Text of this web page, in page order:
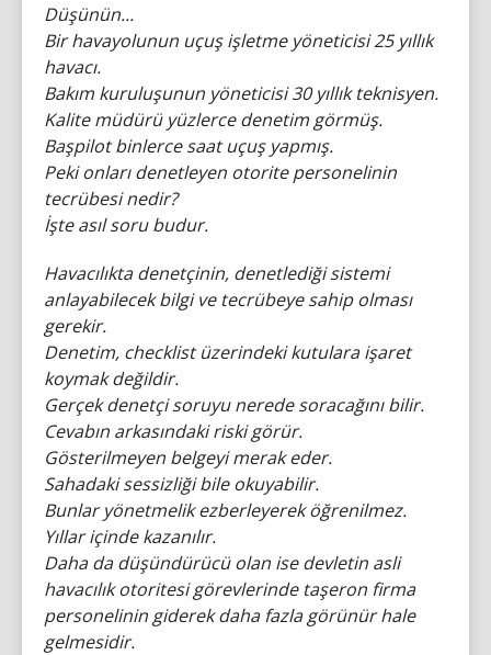
Düşünün...
Bir havayolunun uçuş işletme yöneticisi 25 yıllık
havacı.
Bakım kuruluşunun yöneticisi 30 yıllık teknisyen.
Kalite müdürü yüzlerce denetim görmüş.
Başpilot binlerce saat uçuş yapmış.
Peki onları denetleyen otorite personelinin
tecrübesi nedir?
İşte asıl soru budur.
Havacılıkta denetçinin, denetlediği sistemi
anlayabilecek bilgi ve tecrübeye sahip olması
gerekir.
Denetim, checklist üzerindeki kutulara işaret
koymak değildir.
Gerçek denetçi soruyu nerede soracağını bilir.
Cevabın arkasındaki riski görür.
Gösterilmeyen belgeyi merak eder.
Sahadaki sessizliği bile okuyabilir.
Bunlar yönetmelik ezberleyerek öğrenilmez.
Yıllar içinde kazanılır.
Daha da düşündürücü olan ise devletin asli
havacılık otoritesi görevlerinde taşeron firma
personelinin giderek daha fazla görünür hale
gelmesidir.